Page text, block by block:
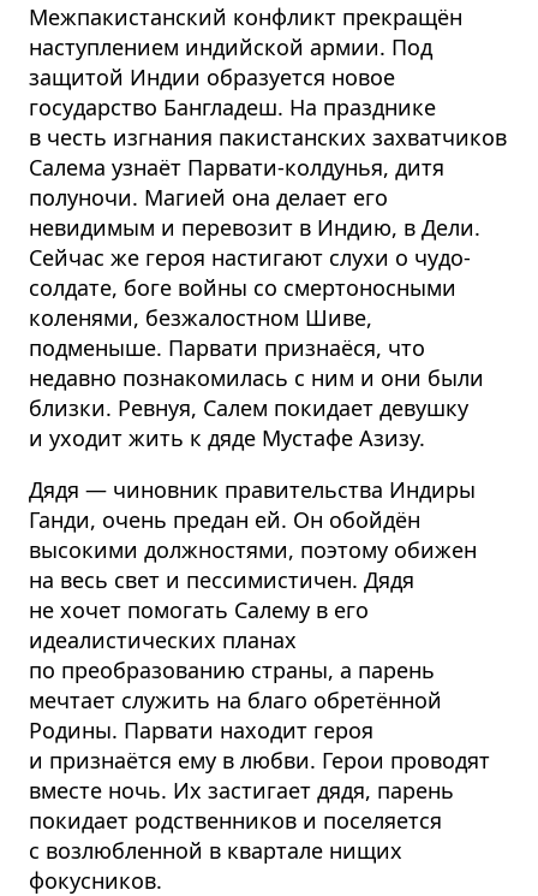
Межпакистанский конфликт прекращён
наступлением индийской армии. Под
защитой Индии образуется новое
государство Бангладеш. На празднике
в честь изгнания пакистанских захватчиков
Салема узнаёт Парвати-колдунья, дитя
полуночи. Магией она делает его
невидимым и перевозит в Индию, в Дели.
Сейчас же героя настигают слухи о чудо-
солдате, боге войны со смертоносными
коленями, безжалостном Шиве,
подменыше. Парвати признаёся, что
недавно познакомилась с ним и они были
близки. Ревнуя, Салем покидает девушку
и уходит жить к дяде Мустафе Азизу.
Дядя — чиновник правительства Индиры
Ганди, очень предан ей. Он обойдён
высокими должностями, поэтому обижен
на весь свет и пессимистичен. Дядя
не хочет помогать Салему в его
идеалистических планах
по преобразованию страны, а парень
мечтает служить на благо обретённой
Родины. Парвати находит героя
и признаётся ему в любви. Герои проводят
вместе ночь. Их застигает дядя, парень
покидает родственников и поселяется
с возлюбленной в квартале нищих
фокусников.